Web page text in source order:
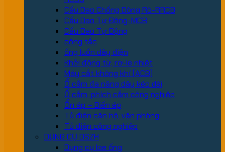
Cầu Dao Chống Dòng Rò-RRCB
Cầu Dao Tự Động-MCB
Cầu Dao Tự Động
công tắc
ống luồn dây điện
Khởi động từ, rơ-le nhiệt
Máy cắt không khí (ACB)
Ổ cắm đa năng dây kéo dài
Ổ cắm, phích cắm công nghiệp
Ổn áp – Biến áp
Tủ điện căn hộ, văn phòng
Tủ điện công nghiệp
DỤNG CỤ DSZH
Dụng cụ loe ống